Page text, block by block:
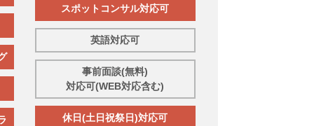
スポットコンサル対応可
英語対応可
事前面談(無料)
対応可(WEB対応含む)
休日(土日祝祭日)対応可